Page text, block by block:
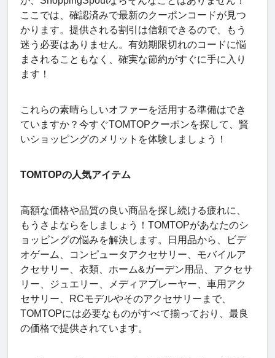
ここでは、確認済みで最新のクーポンコードが見つ
かります。提供される割引は信頼できるので、もう
迷う必要はありません。有効期限切れのコードに悩
まされることもなく、確実な節約がすぐに手に入り
ます！
これらの素晴らしいオファーを活用する準備はでき
ていますか？今すぐTOMTOPクーポンを探して、賢
いショッピングのメリットを体験しましょう！
TOMTOPの人気アイテム
高額な価格や品質の良い商品を探し続ける疲れに、
もうさよならをしましょう！TOMTOPがあなたのシ
ョッピングの悩みを解決します。日用品から、ビデ
オゲーム、コンピュータアクセサリー、モバイルア
クセサリー、衣類、ホーム&ガーデン用品、アクセサ
リー、ジュエリー、メディアプレーヤー、車用アク
セサリー、RCモデルやそのアクセサリーまで、
TOMTOPには必要なものがすべて揃っており、最良
の価格で提供されています。